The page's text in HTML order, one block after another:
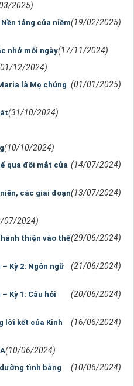
2025)
tảng của niềm(19/02/2025)
nhở mỗi ngày(17/11/2024)
12/2024)
là Mẹ chúng (01/01/2025)
(31/10/2024)
(10/10/2024)
qua đôi mắt của (14/07/2024)
các giai đoạn(13/07/2024)
07/2024)
thiện vào thế(29/06/2024)
Kỳ 2: Ngôn ngữ
(21/06/2024)
Kỳ 1: Câu hỏi
(20/06/2024)
lời kết của Kinh
(16/06/2024)
(10/06/2024)
tình bằng
(10/06/2024)